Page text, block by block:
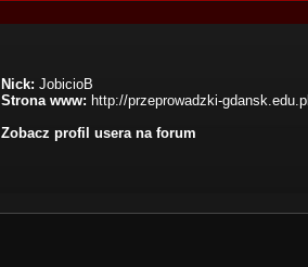
Nick: JobicioB
Strona www: http://przeprowadzki-gdansk.edu.pl
Zobacz profil usera na forum